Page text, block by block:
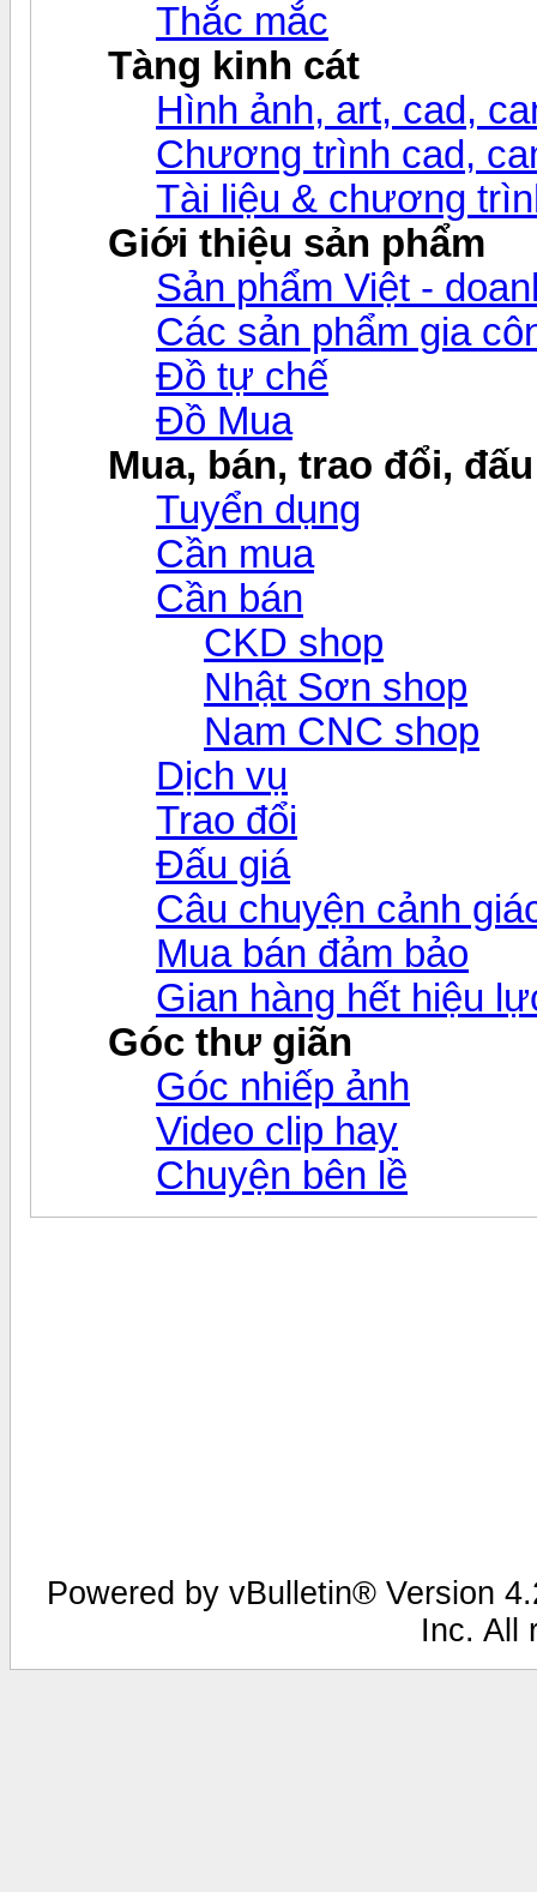
Thắc mắc
Tàng kinh cát
Hình ảnh, art, cad,
Chương trình cad,
Tài liệu & chương
Giới thiệu sản phẩm
Sản phẩm Việt -
Các sản phẩm gia
Đồ tự chế
Đồ Mua
Mua, bán, trao đổi,
Tuyển dụng
Cần mua
Cần bán
CKD shop
Nhật Sơn shop
Nam CNC shop
Dịch vụ
Trao đổi
Đấu giá
Câu chuyện cảnh
Mua bán đảm bảo
Gian hàng hết hiệu
Góc thư giãn
Góc nhiếp ảnh
Video clip hay
Chuyện bên lề
Powered by vBulletin® Version
Inc. All